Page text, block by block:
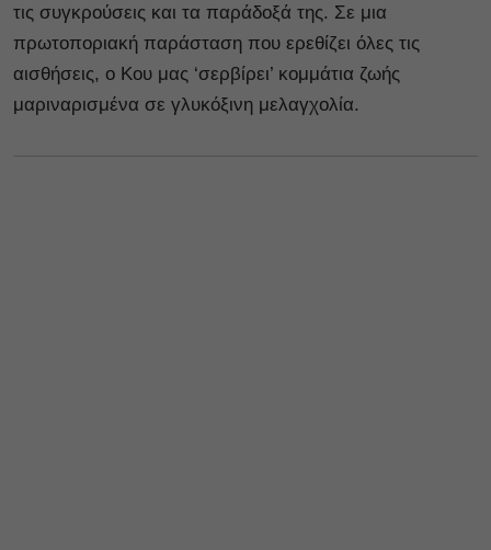
τις συγκρούσεις και τα παράδοξά της. Σε μια
πρωτοποριακή παράσταση που ερεθίζει όλες τις
αισθήσεις, ο Κου μας ​​‘σερβίρει’ κομμάτια ζωής
μαριναρισμένα σε γλυκόξινη μελαγχολία.